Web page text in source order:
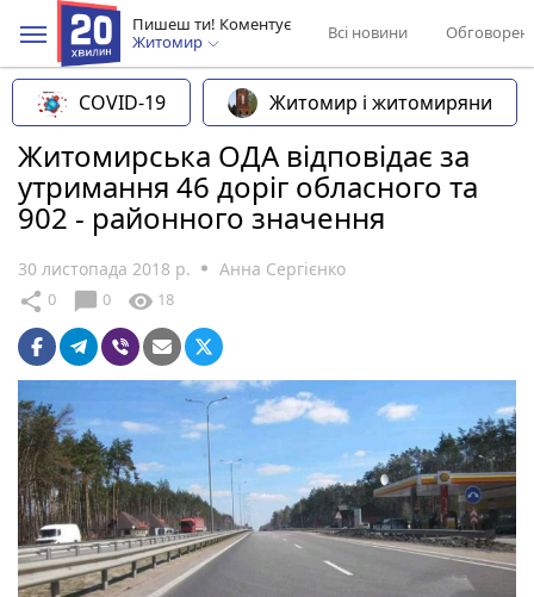
Пишеш ти! Коментує
Житомир
Всі новини
COVID-19 Житомир і житомиряни
Житомирська ОДА відповідає за
утримання 46 доріг обласного та
902 - районного значення
30 листопада 2018 р. Анна Сергієнко
share 0 chat_bubble 0 visibility 18